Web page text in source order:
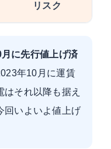
リスク
に先行値上げ済
年10月に運賃
それ以降も据え
回いよいよ値上げ